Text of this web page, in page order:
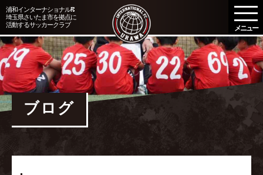
浦和インターナショナルFC
埼玉県さいたま市を拠点に
活動するサッカークラブ
メ
ニ
ュ
ー
を
開
ブログ